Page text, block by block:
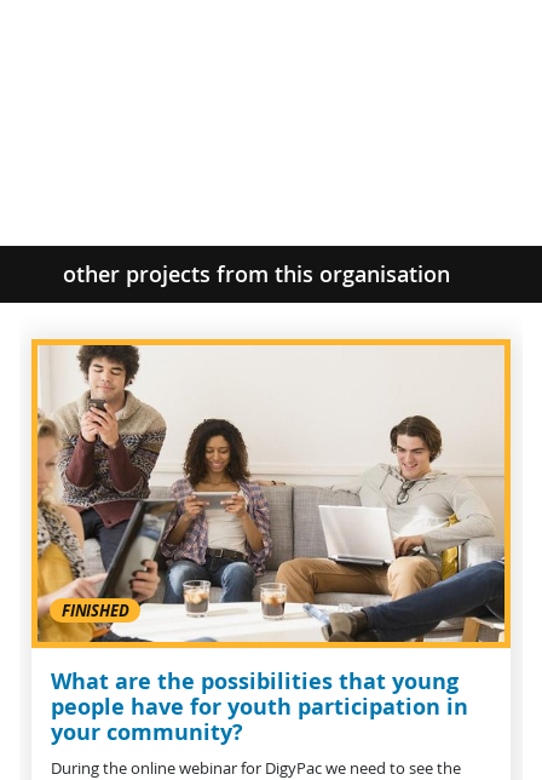
other projects from this organisation
FINISHED
What are the possibilities that young
people have for youth participation in
your community?
During the online webinar for DigyPac we need to see the